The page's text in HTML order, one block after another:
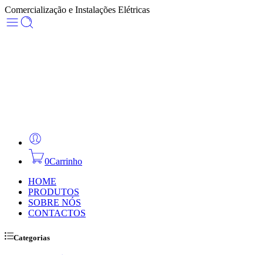
Comercialização e Instalações Elétricas
0Carrinho
HOME
PRODUTOS
SOBRE NÓS
CONTACTOS
Categorias